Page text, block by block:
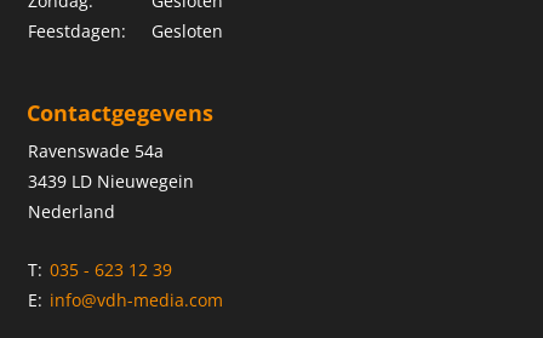
Feestdagen:
Gesloten
Contactgegevens
Ravenswade 54a
3439 LD Nieuwegein
Nederland
T: 035 - 623 12 39
E: info@vdh-media.com